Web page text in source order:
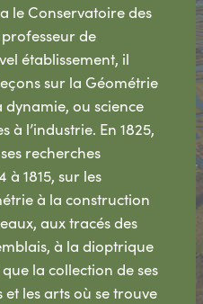
le Conservatoire des
de
établissement, il
sur la Géométrie
ou science
à l’industrie. En 1825,
recherches
à 1815, sur les
à la construction
aux tracés des
à la dioptrique
la collection de ses
et les arts où se trouve